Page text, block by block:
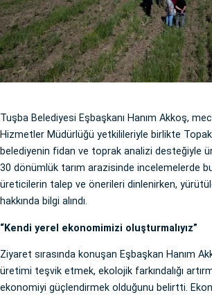
Tuşba Belediyesi Eşbaşkanı Hanım Akkoş,
Hizmetler Müdürlüğü yetkilileriyle birlikte
belediyenin fidan ve toprak analizi desteğiyle
30 dönümlük tarım arazisinde incelemelerde
üreticilerin talep ve önerileri dinlenirken,
hakkında bilgi alındı.
“Kendi yerel ekonomimizi oluşturmalıyız”
Ziyaret sırasında konuşan Eşbaşkan Hanım
üretimi teşvik etmek, ekolojik farkındalığı
ekonomiyi güçlendirmek olduğunu belirtti.